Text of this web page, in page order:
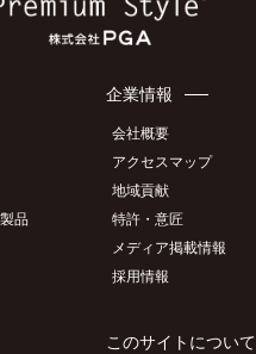
品
企業情報
会社概要
アクセスマップ
地域貢献
特許・意匠
メディア掲載情報
採用情報
このサイトについて